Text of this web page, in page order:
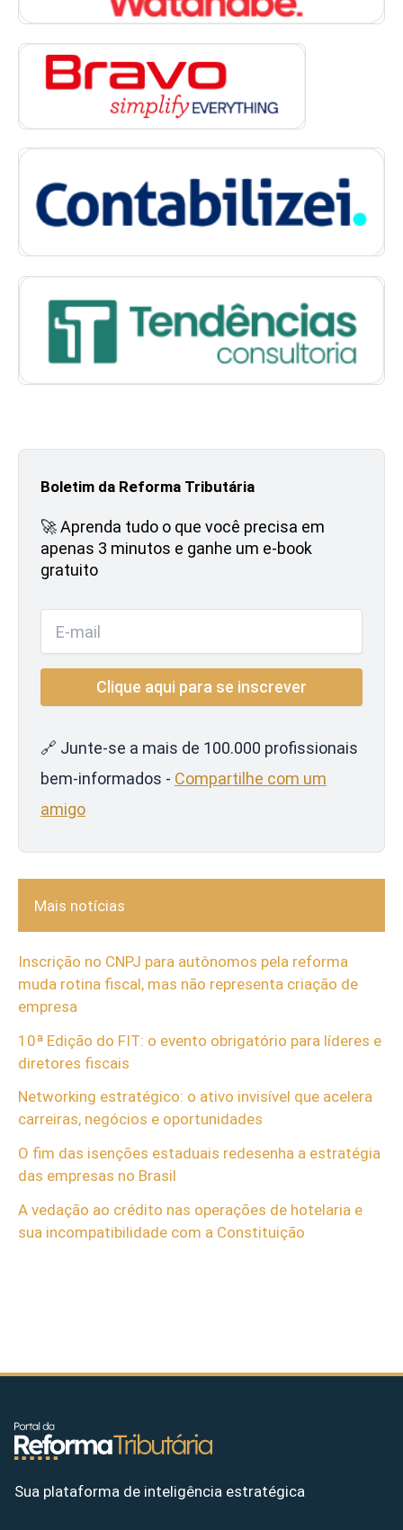
Boletim da Reforma Tributária
🚀 Aprenda tudo o que você precisa em
apenas 3 minutos e ganhe um e-book
gratuito
🔗 Junte-se a mais de 100.000 profissionais
bem-informados - Compartilhe com um
amigo
Mais notícias
Inscrição no CNPJ para autônomos pela reforma
muda rotina fiscal, mas não representa criação de
empresa
10ª Edição do FIT: o evento obrigatório para líderes e
diretores fiscais
Networking estratégico: o ativo invisível que acelera
carreiras, negócios e oportunidades
O fim das isenções estaduais redesenha a estratégia
das empresas no Brasil
A vedação ao crédito nas operações de hotelaria e
sua incompatibilidade com a Constituição
Sua plataforma de inteligência estratégica